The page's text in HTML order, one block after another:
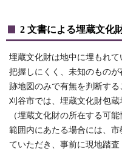
2 文書による埋蔵文化
埋蔵文化財は地中に埋もれ
把握しにくく、未知のもの
跡地図のみで有無を判断する
刈谷市では、埋蔵文化財包
（埋蔵文化財の所在する可
範囲内にあたる場合には、
ていただき、事前に現地踏